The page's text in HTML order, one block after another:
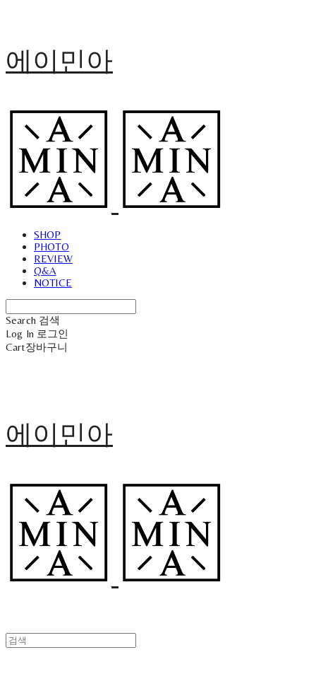
에이민아
SHOP
PHOTO
REVIEW
Q&A
NOTICE
Search 검색
Log In 로그인
Cart장바구니
에이민아